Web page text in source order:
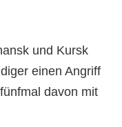
und Kursk
einen Angriff
davon mit